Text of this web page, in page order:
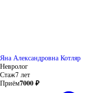
Яна Александровна Котляр
Невролог
Стаж7 лет
Приём7000 ₽